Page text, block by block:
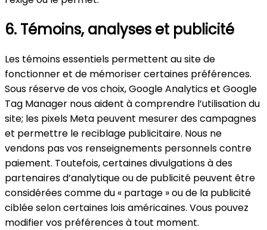
6. Témoins, analyses et publicité
Les témoins essentiels permettent au site de
fonctionner et de mémoriser certaines préférences.
Sous réserve de vos choix, Google Analytics et Google
Tag Manager nous aident à comprendre l’utilisation du
site; les pixels Meta peuvent mesurer des campagnes
et permettre le reciblage publicitaire. Nous ne
vendons pas vos renseignements personnels contre
paiement. Toutefois, certaines divulgations à des
partenaires d’analytique ou de publicité peuvent être
considérées comme du « partage » ou de la publicité
ciblée selon certaines lois américaines. Vous pouvez
modifier vos préférences à tout moment.